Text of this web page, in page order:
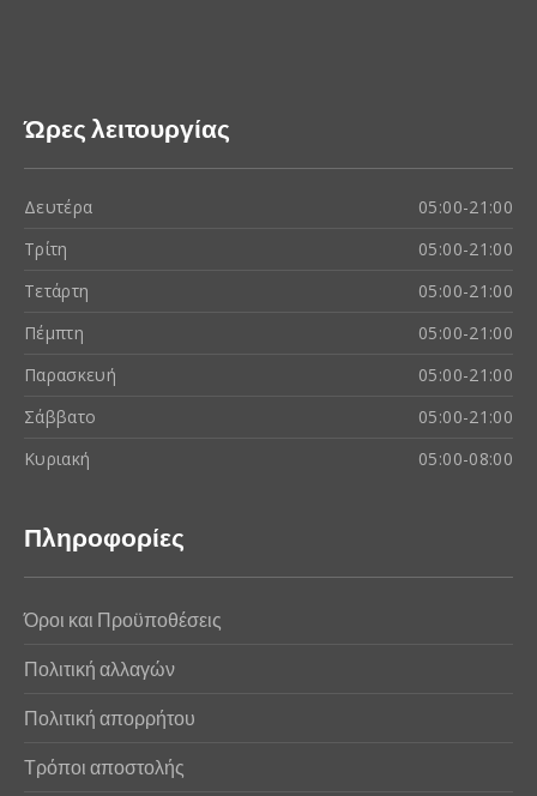
Ώρες λειτουργίας
Δευτέρα
05:00-21:00
Τρίτη
05:00-21:00
Τετάρτη
05:00-21:00
Πέμπτη
05:00-21:00
Παρασκευή
05:00-21:00
Σάββατο
05:00-21:00
Κυριακή
05:00-08:00
Πληροφορίες
Όροι και Προϋποθέσεις
Πολιτική αλλαγών
Πολιτική απορρήτου
Τρόποι αποστολής